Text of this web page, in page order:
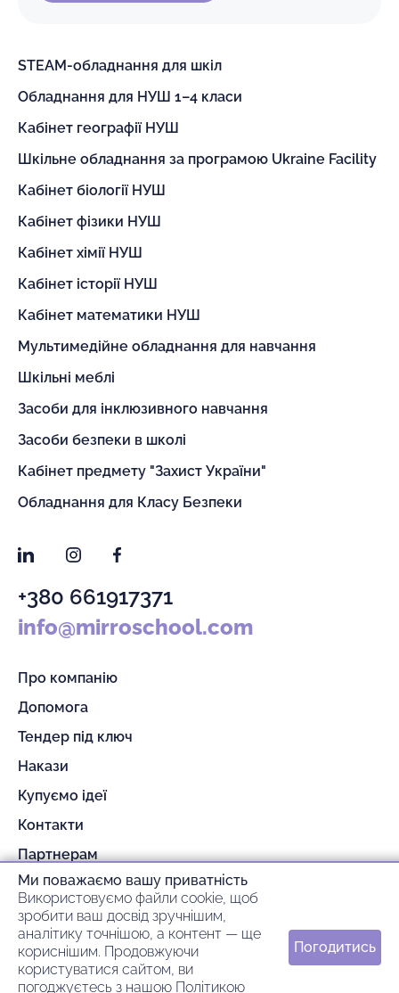
STEAM-обладнання для шкіл
Обладнання для НУШ 1–4 класи
Кабінет географії НУШ
Шкільне обладнання за програмою Ukraine Facility
Кабінет біології НУШ
Кабінет фізики НУШ
Кабінет хімії НУШ
Кабінет історії НУШ
Кабінет математики НУШ
Мультимедійне обладнання для навчання
Шкільні меблі
Засоби для інклюзивного навчання
Засоби безпеки в школі
Кабінет предмету "Захист України"
Обладнання для Класу Безпеки
LinkedInInstagramFacebook
+380 661917371
info@mirroschool.com
Про компанію
Допомога
Тендер під ключ
Накази
Купуємо ідеї
Контакти
Партнерам
Гарантія та повернення
Оплата та доставка
© 2026 mirroschool
Ми поважаємо вашу приватність
Використовуємо файли cookie, щоб
зробити ваш досвід зручнішим,
аналітику точнішою, а контент — ще
кориснішим. Продовжуючи
користуватися сайтом, ви
погоджуєтесь з нашою Політикою
Погодитись